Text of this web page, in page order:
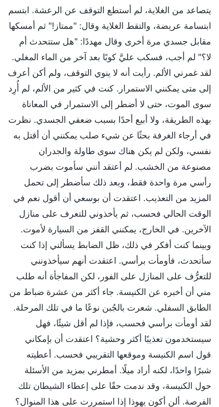
يتصاعد من الغلاية، لم أستطع التوقف عن الرعشة. ابتسم
ابتسامة عريضة، والتقط الغلاية وقال: "ممتاز!" ثم أمسكها
مقابل جسدي مرة أخرى وقال مهددًا: "هل ستتحدث أم
لا؟" لم أجب، فسكب عليَّ كوبًا بعد آخر من الماء المغلي.
لقد غمرني الألم. رأيت أنه لا ينوي التوقف، ولم أكن أعرف
إلى متى يمكنني الاستمرار. كنت في كثير من الألم، لم أُرِد
سوى الموت، حتى لا أضطر إلى الاستمرار في المعاناة
بهذه الطريقة، ولا أبيع أحدًا بسبب ضعفي الجسدي. نظرت
في أرجاء الغرفة بحثًا عن شيء صلب يمكنني أن أقتل به
نفسي، ولكن لم يكن هناك سوى طاولة والجدران
مصنوعة من الخشب. لم أعتقد أنني سأموت بضرب
رأسي مرة واحدة فقط، وبعد ذلك سأضطر إلى تحمل
المزيد من التعذيب. اعتقدت أن بوسعي أن أقول نعم في
الوقت الحالي فحسب، ثم يأخذوني للتعرف على منازل
الآخرين. في الخارج، يمكنني القفز من السيارة لأموت.
وبينما كنت أفكر في ذلك، ظل الضابط يسألني إذا كنت
سأتحدث، فأومأت برأسي. اعتقدت أنهم سيأخذونني
للتعرُّف على المنازل على الفور، لكن المفاجأة أنه طلب
مني أن أخبره عن الكنيسة. جاء أكثر من عشرة ضباط من
الطابق السفلي. شعرت بالجُبن نوعًا ما في تلك المرحلة.
لقد أومأت برأسي فحسب، فإذا لم أقل شيئًا، فهل
سيستخدمون تعذيبًا أكثر وحشية؟ اعتقدت أن بإمكاني
قول اسم الكنيسة وموقعها التقريبي فحسب. أعطيته
شبرًا واحدًا، لكنه أراد ميلًا. أمطرني بمزيد من الأسئلة
حول الكنيسة، وقد ندمت حقًا على إعطاء الشيطان تلك
الفرصة. ألن أكون يهوذا إذا استمررت على هذا المنوال؟